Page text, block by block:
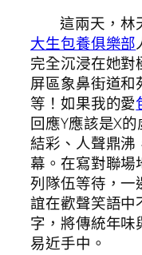
這兩天，林
大生包養俱樂部
完全沉浸在她
屏區象鼻街道和
等！如果我的愛
回應Y應該是X
結彩、人聲鼎沸
幕。在寫對聯
列隊伍等待，一
誼在歡聲笑語中
字，將傳統年
易近手中。